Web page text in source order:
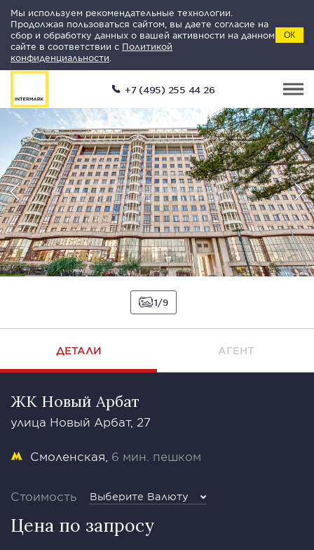
Мы используем рекомендательные технологии.
Продолжая пользоваться сайтом, вы даете согласие на
сбор и обработку данных о вашей активности на данном
сайте в соответствии с Политикой
конфиденциальности
ОК
+7 (495) 255 44 26
1 9
ДЕТАЛИ АГЕНТ
ЖК Новый Арбат
улица Новый Арбат, 27
Смоленская 6 мин. пешком
Стоимость Выберите Валюту
Цена по запросу